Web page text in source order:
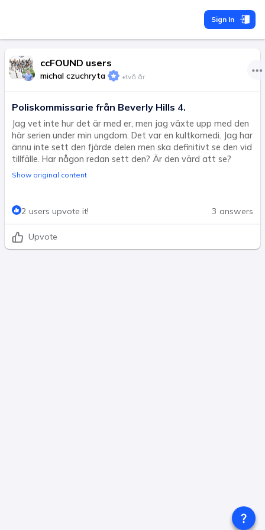
Sign In
ccFOUND users
michal czuchryta •två år
Poliskommissarie från Beverly Hills 4.
Jag vet inte hur det är med er, men jag växte upp med den
här serien under min ungdom. Det var en kultkomedi. Jag har
ännu inte sett den fjärde delen men ska definitivt se den vid
tillfälle. Har någon redan sett den? Är den värd att se?
Show original content
2 users upvote it! 3 answers
Upvote